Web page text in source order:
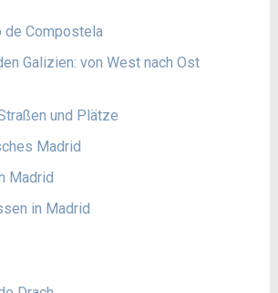
de Compostela
Galizien: von West nach Ost
und Plätze
Madrid
Madrid
in Madrid